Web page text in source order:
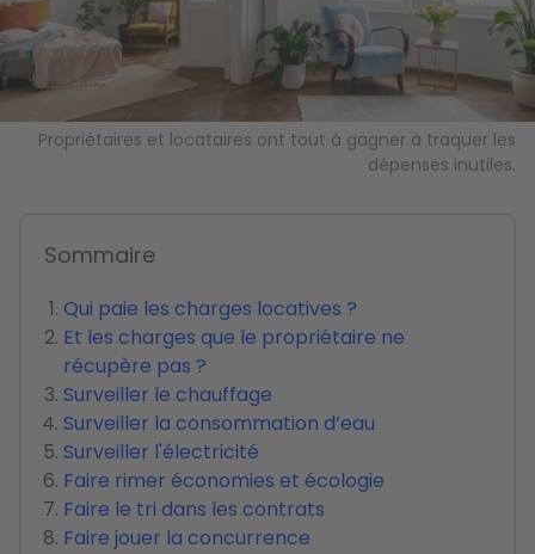
Propriétaires et locataires ont tout à gagner à traquer les
dépenses inutiles.
Sommaire
Qui paie les charges locatives ?
Et les charges que le propriétaire ne
récupère pas ?
Surveiller le chauffage
Surveiller la consommation d’eau
Surveiller l'électricité
Faire rimer économies et écologie
Faire le tri dans les contrats
Faire jouer la concurrence